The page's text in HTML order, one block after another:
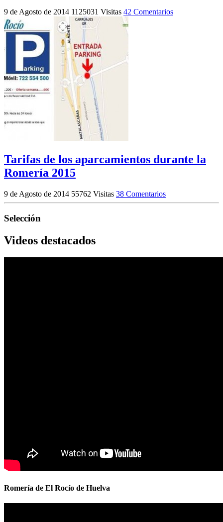
9 de Agosto de 2014 1125031 Visitas 42 Comentarios
Tarifas de los aparcamientos durante la
Romería 2015
9 de Agosto de 2014 55762 Visitas 38 Comentarios
Selección
Videos destacados
Romería de El Rocío de Huelva